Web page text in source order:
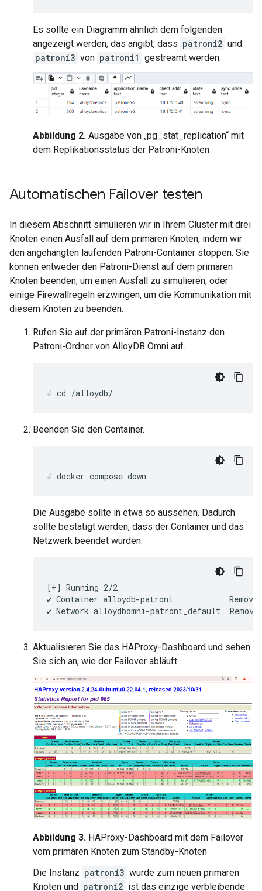
Es sollte ein Diagramm ähnlich dem folgenden
angezeigt werden, das angibt, dass patroni2 und
patroni3 von patroni1 gestreamt werden.
Abbildung 2. Ausgabe von „pg_stat_replication“ mit
dem Replikationsstatus der Patroni-Knoten
Automatischen Failover testen
In diesem Abschnitt simulieren wir in Ihrem Cluster mit drei
Knoten einen Ausfall auf dem primären Knoten, indem wir
den angehängten laufenden Patroni-Container stoppen. Sie
können entweder den Patroni-Dienst auf dem primären
Knoten beenden, um einen Ausfall zu simulieren, oder
einige Firewallregeln erzwingen, um die Kommunikation mit
diesem Knoten zu beenden.
Rufen Sie auf der primären Patroni-Instanz den
Patroni-Ordner von AlloyDB Omni auf.
Beenden Sie den Container.
Die Ausgabe sollte in etwa so aussehen. Dadurch
sollte bestätigt werden, dass der Container und das
Netzwerk beendet wurden.
[+] Running 2/2
✔ Container alloydb-patroni            Removed
Aktualisieren Sie das HAProxy-Dashboard und sehen
Sie sich an, wie der Failover abläuft.
Abbildung 3. HAProxy-Dashboard mit dem Failover
vom primären Knoten zum Standby-Knoten
Die Instanz patroni3 wurde zum neuen primären
Knoten und patroni2 ist das einzige verbleibende